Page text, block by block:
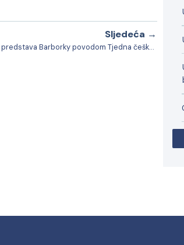
Sljedeća →
Vatreni show i predstava Barborky povodom Tjedna češke kulture